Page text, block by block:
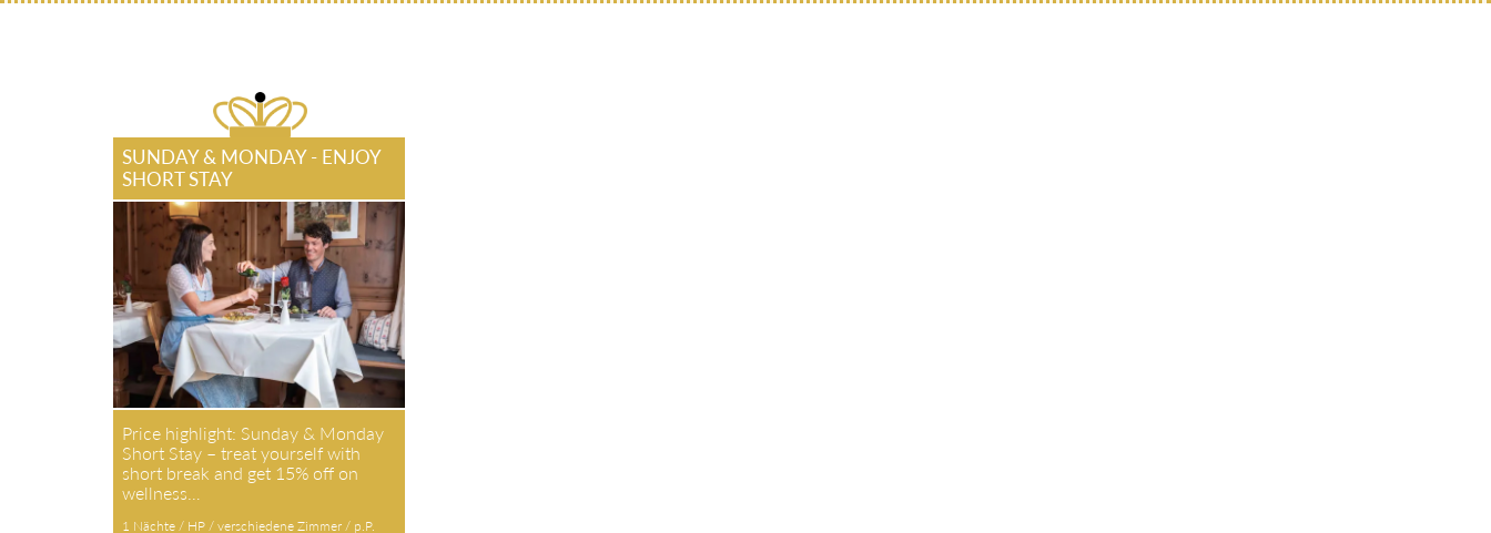
SUNDAY & MONDAY - ENJOY
SHORT STAY
Price highlight: Sunday & Monday
Short Stay – treat yourself with
short break and get 15% off on
wellness…
1 Nächte / HP / verschiedene Zimmer / p.P.